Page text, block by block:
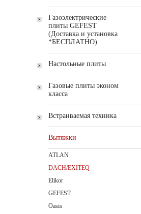
Газоэлектрические
плиты GEFEST
(Доставка и установка
*БЕСПЛАТНО)
Настольные плиты
Газовые плиты эконом
класса
Встраиваемая техника
Вытяжки
ATLAN
DACH/EXITEQ
Elikor
GEFEST
Oasis